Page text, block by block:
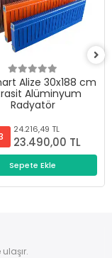
Alize 30x188 cm
Alüminyum
Radyatör
24.216,49 TL
23.490,00 TL
Sepete Ekle